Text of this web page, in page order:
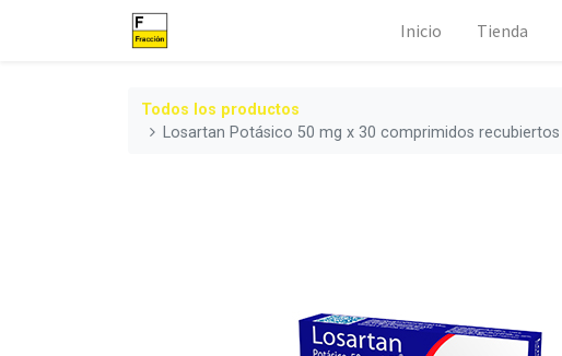
Inicio Tienda
Todos los productos
Losartan Potásico 50 mg x 30 comprimidos recubiertos